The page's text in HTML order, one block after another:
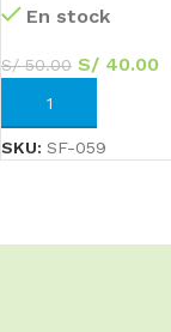
En stock
S/50.00 S/ 40.00
AÑADIR AL CARRITO
SKU: SF-059